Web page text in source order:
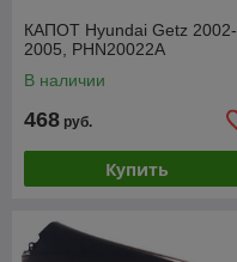
КАПОТ Hyundai Getz 2002-
2005, PHN20022A
В наличии
468 руб.
Купить